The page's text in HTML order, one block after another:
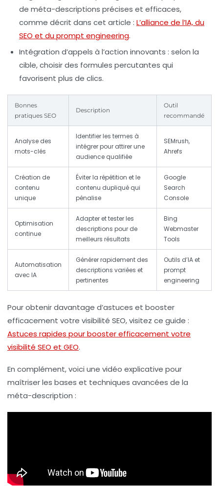
de méta-descriptions précises et efficaces,
comme décrit dans cet article : L’alliance de l’IA, du
SEO et du prompt engineering.
Intégration d’appels à l’action innovants : selon la
cible, choisir des formules percutantes qui
favorisent plus de clics.
Bonnes
pratiques SEO
Description
Outil
recommandé
Analyse des
mots-clés
Identifier les termes à
intégrer pour attirer une
audience qualifiée
SEMrush,
Ahrefs
Création de
contenu
unique
Éviter la répétition et le
contenu dupliqué qui
pénalise
Google
Search
Console
Optimisation
continue
Adapter et tester les
descriptions pour de
meilleurs résultats
Bing
Webmaster
Tools
Automatisation
avec IA
Générer rapidement des
descriptions variées et
pertinentes
Outils d’IA et
prompt
engineering
Pour obtenir davantage d’astuces et booster
efficacement votre visibilité SEO, visitez ce guide :
Astuces rapides pour booster efficacement votre
visibilité SEO et GEO.
En complément, voici une vidéo explicative pour
maîtriser les bases et techniques avancées de la
méta-description :